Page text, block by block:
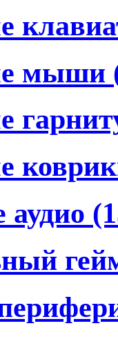
мыши
аудио